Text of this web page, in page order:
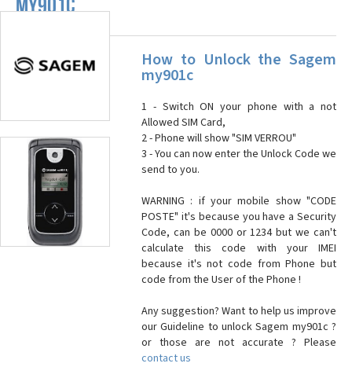
MY901C
How to Unlock the Sagem
my901c
1 - Switch ON your phone with a not
Allowed SIM Card,
2 - Phone will show "SIM VERROU"
3 - You can now enter the Unlock Code we
send to you.
WARNING : if your mobile show "CODE
POSTE" it's because you have a Security
Code, can be 0000 or 1234 but we can't
calculate this code with your IMEI
because it's not code from Phone but
code from the User of the Phone !
Any suggestion? Want to help us improve
our Guideline to unlock Sagem my901c ?
or those are not accurate ? Please
contact us